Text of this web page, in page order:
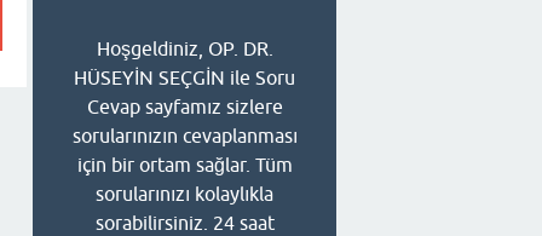
Hoşgeldiniz, OP. DR.
HÜSEYİN SEÇGİN ile Soru
Cevap sayfamız sizlere
sorularınızın cevaplanması
için bir ortam sağlar. Tüm
sorularınızı kolaylıkla
sorabilirsiniz. 24 saat